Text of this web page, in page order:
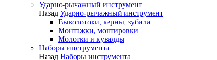
Ударно-рычажный инструмент
Назад Ударно-рычажный инструмент
Выколотоки, керны, зубила
Монтажки, монтировки
Молотки и кувалды
Наборы инструмента
Назад Наборы инструмента